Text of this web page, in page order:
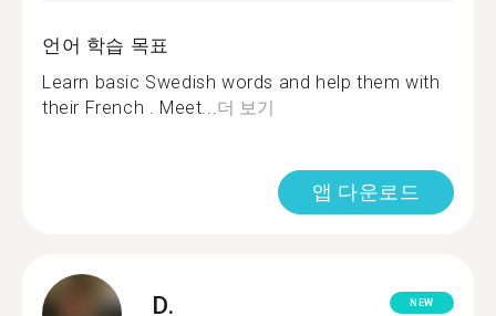
언어 학습 목표
Learn basic Swedish words and help them with
their French . Meet... 더 보기
앱 다운로드
D. NEW